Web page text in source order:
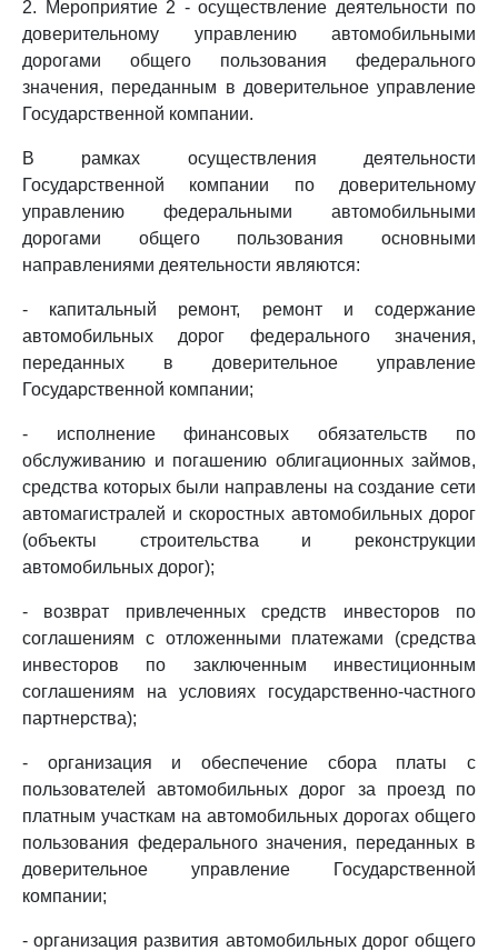
2. Мероприятие 2 - осуществление деятельности по
доверительному управлению автомобильными
дорогами общего пользования федерального
значения, переданным в доверительное управление
Государственной компании.
В рамках осуществления деятельности
Государственной компании по доверительному
управлению федеральными автомобильными
дорогами общего пользования основными
направлениями деятельности являются:
- капитальный ремонт, ремонт и содержание
автомобильных дорог федерального значения,
переданных в доверительное управление
Государственной компании;
- исполнение финансовых обязательств по
обслуживанию и погашению облигационных займов,
средства которых были направлены на создание сети
автомагистралей и скоростных автомобильных дорог
(объекты строительства и реконструкции
автомобильных дорог);
- возврат привлеченных средств инвесторов по
соглашениям с отложенными платежами (средства
инвесторов по заключенным инвестиционным
соглашениям на условиях государственно-частного
партнерства);
- организация и обеспечение сбора платы с
пользователей автомобильных дорог за проезд по
платным участкам на автомобильных дорогах общего
пользования федерального значения, переданных в
доверительное управление Государственной
компании;
- организация развития автомобильных дорог общего